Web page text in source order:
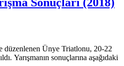
düzenlenen Ünye Triatlonu, 20-22
Yarışmanın sonuçlarına aşağıdaki